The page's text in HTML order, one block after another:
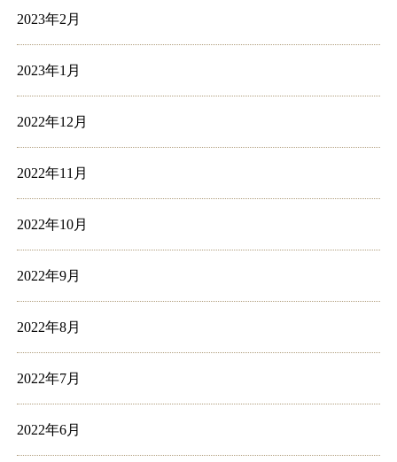
2023年2月
2023年1月
2022年12月
2022年11月
2022年10月
2022年9月
2022年8月
2022年7月
2022年6月